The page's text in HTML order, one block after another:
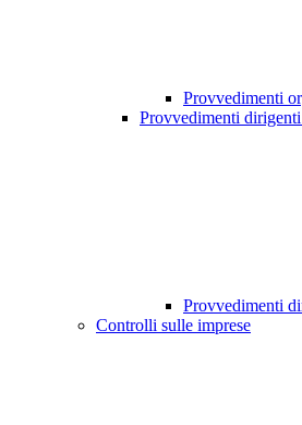
Provvedimenti
Provvedimenti
Provvedimenti
Controlli sulle imprese